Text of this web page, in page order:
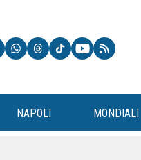
NAPOLI MONDIALI